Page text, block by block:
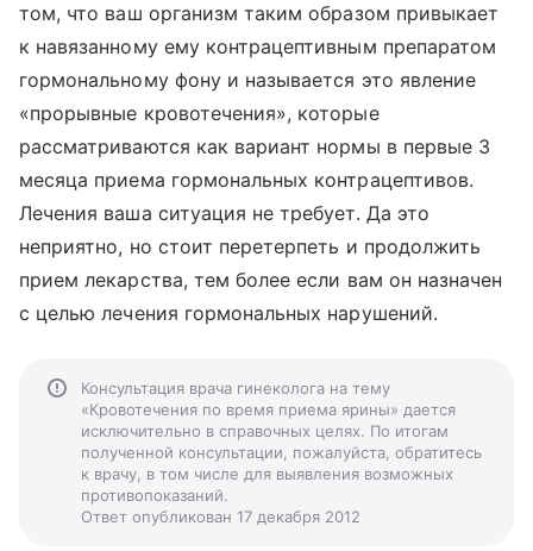
том, что ваш организм таким образом привыкает
к навязанному ему контрацептивным препаратом
гормональному фону и называется это явление
«прорывные кровотечения», которые
рассматриваются как вариант нормы в первые 3
месяца приема гормональных контрацептивов.
Лечения ваша ситуация не требует. Да это
неприятно, но стоит перетерпеть и продолжить
прием лекарства, тем более если вам он назначен
с целью лечения гормональных нарушений.
Консультация врача гинеколога на тему
«Кровотечения по время приема ярины» дается
исключительно в справочных целях. По итогам
полученной консультации, пожалуйста, обратитесь
к врачу, в том числе для выявления возможных
противопоказаний.
Ответ опубликован 17 декабря 2012